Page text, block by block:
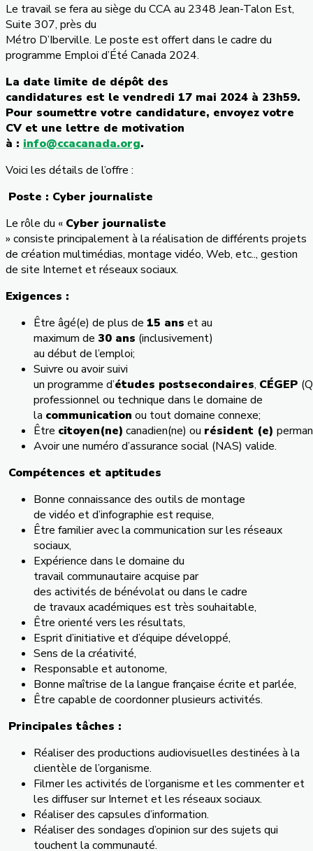
Le travail se fera au siège du CCA au 2348 Jean-Talon Est,
Suite 307, près du
Métro D’Iberville. Le poste est offert dans le cadre du
programme Emploi d’Été Canada 2024.
La date limite de dépôt des
candidatures est le vendredi 17 mai 2024 à 23h59.
Pour soumettre votre candidature, envoyez votre
CV et une lettre de motivation
à : info@ccacanada.org.
Voici les détails de l’offre :
Poste : Cyber journaliste
Le rôle du « Cyber journaliste
» consiste principalement à la réalisation de différents projets
de création multimédias, montage vidéo, Web, etc.., gestion
de site Internet et réseaux sociaux.
Exigences :
Être âgé(e) de plus de 15 ans et au
maximum de 30 ans (inclusivement)
au début de l’emploi;
Suivre ou avoir suivi
un programme d’études postsecondaires, CÉGEP
professionnel ou technique dans le domaine de
la communication ou tout domaine connexe;
Être citoyen(ne) canadien(ne) ou résident (e)
Avoir une numéro d’assurance social (NAS) valide.
Compétences et aptitudes
Bonne connaissance des outils de montage
de vidéo et d’infographie est requise,
Être familier avec la communication sur les réseaux
sociaux,
Expérience dans le domaine du
travail communautaire acquise par
des activités de bénévolat ou dans le cadre
de travaux académiques est très souhaitable,
Être orienté vers les résultats,
Esprit d’initiative et d’équipe développé,
Sens de la créativité,
Responsable et autonome,
Bonne maîtrise de la langue française écrite et parlée,
Être capable de coordonner plusieurs activités.
Principales tâches :
Réaliser des productions audiovisuelles destinées à la
clientèle de l’organisme.
Filmer les activités de l’organisme et les commenter et
les diffuser sur Internet et les réseaux sociaux.
Réaliser des capsules d’information.
Réaliser des sondages d’opinion sur des sujets qui
touchent la communauté.